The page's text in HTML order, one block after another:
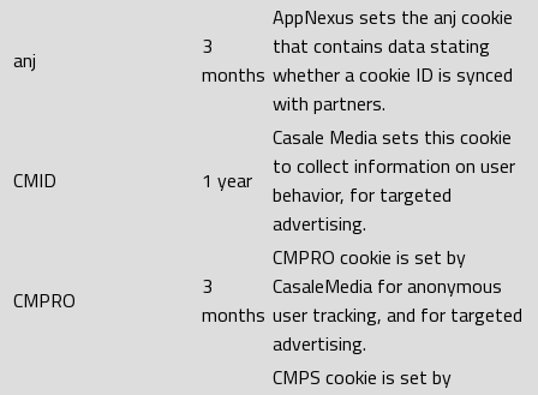
anj
3
months
AppNexus sets the anj cookie
that contains data stating
whether a cookie ID is synced
with partners.
CMID 1 year
Casale Media sets this cookie
to collect information on user
behavior, for targeted
advertising.
CMPRO
3
months
CMPRO cookie is set by
CasaleMedia for anonymous
user tracking, and for targeted
advertising.
CMPS cookie is set by